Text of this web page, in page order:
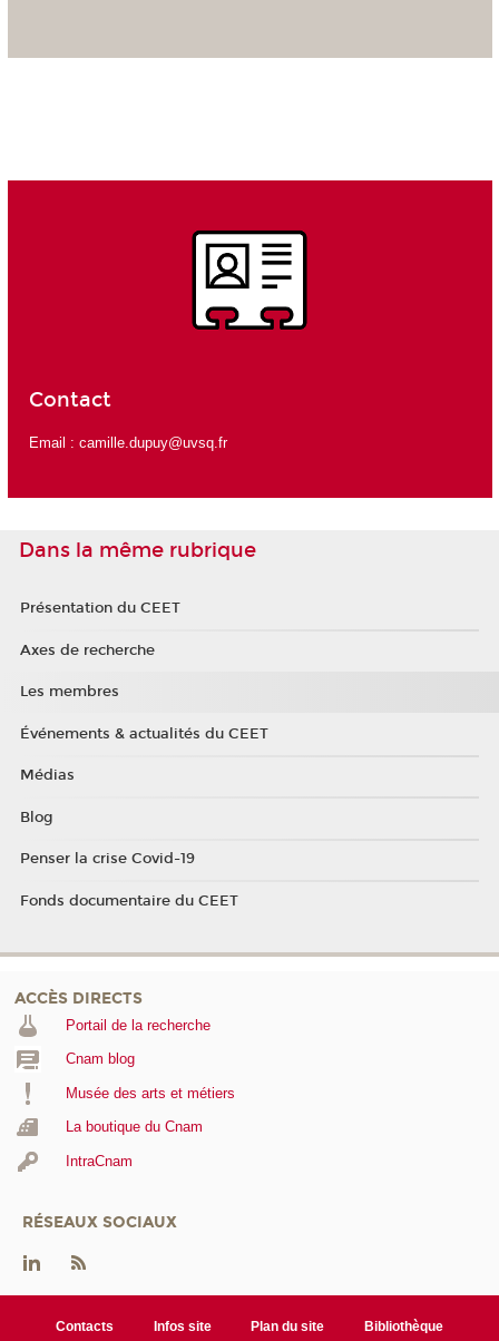
Contact
Email : camille.dupuy@uvsq.fr
Dans la même rubrique
Présentation du CEET
Axes de recherche
Les membres
Événements & actualités du CEET
Médias
Blog
Penser la crise Covid-19
Fonds documentaire du CEET
ACCÈS DIRECTS
Portail de la recherche
Cnam blog
Musée des arts et métiers
La boutique du Cnam
IntraCnam
RÉSEAUX SOCIAUX
Contacts Infos site Plan du site Bibliothèque